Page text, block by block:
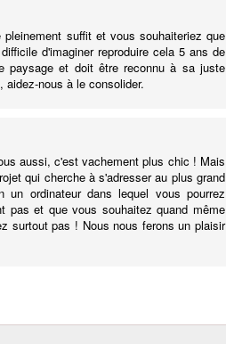
suffit et vous souhaiteriez que
d'imaginer reproduire cela 5 ans de
paysage et doit être reconnu à sa juste
nous à le consolider.
aussi, c'est vachement plus chic ! Mais
qui cherche à s'adresser au plus grand
ordinateur dans lequel vous pourrez
pas et que vous souhaitez quand même
surtout pas ! Nous nous ferons un plaisir